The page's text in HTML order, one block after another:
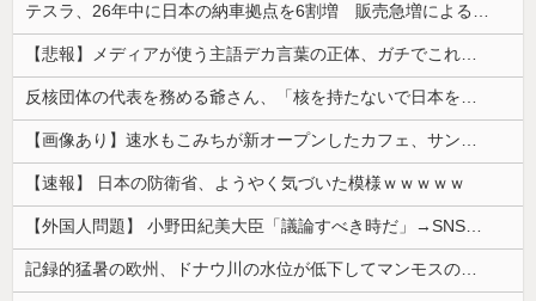
テスラ、26年中に日本の納車拠点を6割増 販売急増による混乱収拾へ
【悲報】メディアが使う主語デカ言葉の正体、ガチでこれだったｗｗｗｗ
反核団体の代表を務める爺さん、「核を持たないで日本を守れますか」と中学生に詰問された結果……
【画像あり】速水もこみちが新オープンしたカフェ、サンドイッチ1つ「3000円」ｗｗｗｗｗ
【速報】 日本の防衛省、ようやく気づいた模様ｗｗｗｗｗ
【外国人問題】 小野田紀美大臣「議論すべき時だ」→SNS「まだ議論もしてなかったんだ...」→小野田大臣「これが進歩状況です」めちゃくちゃ仕事して...
記録的猛暑の欧州、ドナウ川の水位が低下してマンモスの骨や沈没したドイツ軍の戦艦が出現